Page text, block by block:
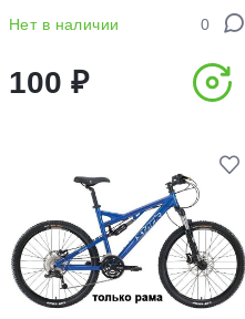
Challenger/Mustang/Pilot
Нет в наличии 0
100 ₽